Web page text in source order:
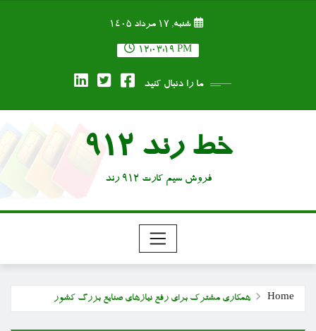
شنبه, ۱۷ مرداد ۱۴۰۵
12:03:20 PM
ما را دنبال کنید
خط رند 912
فروش سیم کارت 912 رند
Home همکاری مشترک برای رفع نیازهای صنایع بزرگ کشور